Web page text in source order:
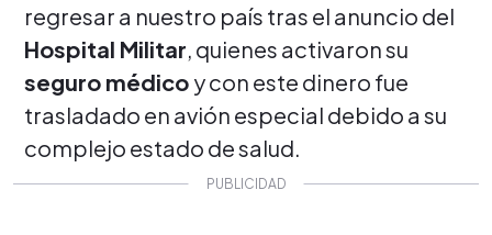
regresar a nuestro país tras el anuncio del
Hospital Militar, quienes activaron su
seguro médico y con este dinero fue
trasladado en avión especial debido a su
complejo estado de salud.